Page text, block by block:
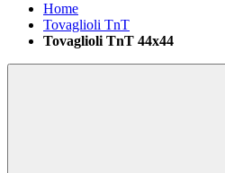
Home
Tovaglioli TnT
Tovaglioli TnT 44x44